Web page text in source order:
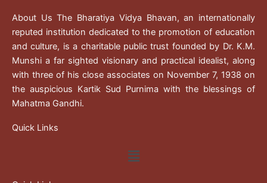
About Us The Bharatiya Vidya Bhavan, an internationally
reputed institution dedicated to the promotion of education
and culture, is a charitable public trust founded by Dr. K.M.
Munshi a far sighted visionary and practical idealist, along
with three of his close associates on November 7, 1938 on
the auspicious Kartik Sud Purnima with the blessings of
Mahatma Gandhi.
Quick Links
Menu